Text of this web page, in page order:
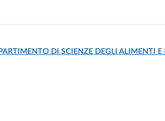
DI SCIENZE DEGLI ALIMENTI E